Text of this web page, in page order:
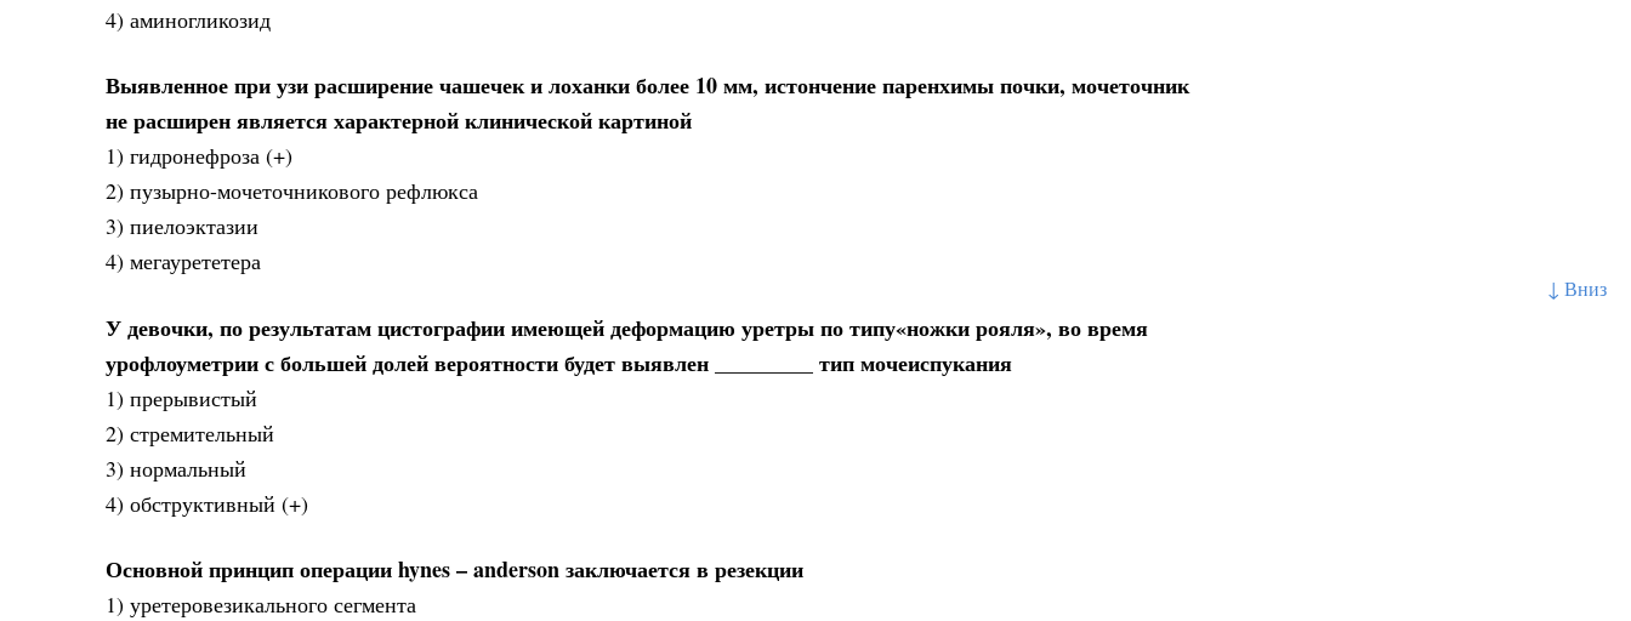
↓ Вниз
4) аминогликозид
Выявленное при узи расширение чашечек и лоханки более 10 мм, истончение паренхимы почки, мочеточник
не расширен является характерной клинической картиной
1) гидронефроза (+)
2) пузырно-мочеточникового рефлюкса
3) пиелоэктазии
4) мегаурететера
У девочки, по результатам цистографии имеющей деформацию уретры по типу«ножки рояля», во время
урофлоуметрии с большей долей вероятности будет выявлен _________ тип мочеиспукания
1) прерывистый
2) стремительный
3) нормальный
4) обструктивный (+)
Основной принцип операции hynes – anderson заключается в резекции
1) уретеровезикального сегмента